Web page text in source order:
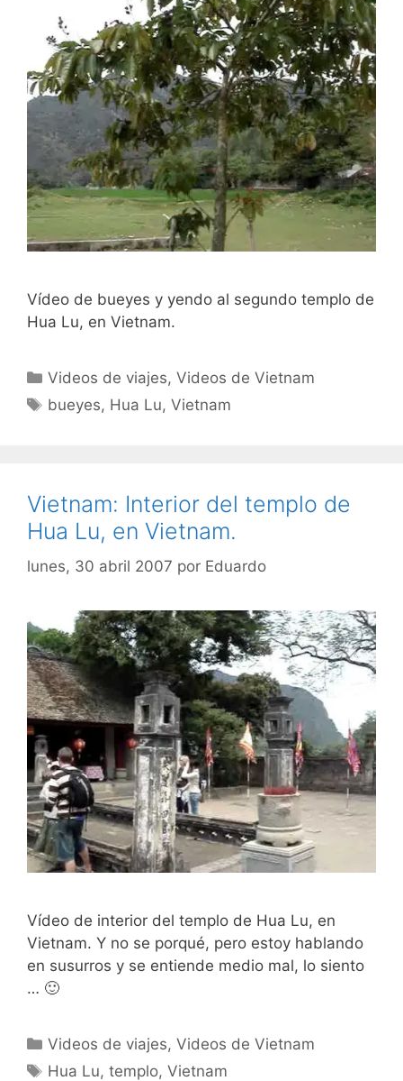
Vídeo de bueyes y yendo al segundo templo de
Hua Lu, en Vietnam.
Categorías
Videos de viajes,Videos de Vietnam
Etiquetas
bueyes, Hua Lu,Vietnam
Vietnam: Interior del templo de
Hua Lu, en Vietnam.
lunes, 30 abril 2007 por Eduardo
Vídeo de interior del templo de Hua Lu, en
Vietnam. Y no se porqué, pero estoy hablando
en susurros y se entiende medio mal, lo siento
… 🙂
Categorías
Videos de viajes,Videos de Vietnam
Etiquetas
Hua Lu,templo,Vietnam